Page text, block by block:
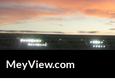
Zum
Inhalt
springen
MeyView.com